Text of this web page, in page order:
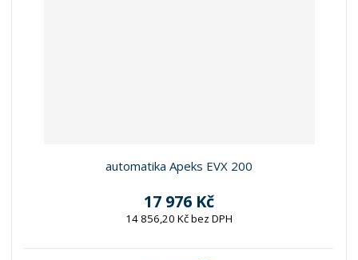
automatika Apeks EVX 200
17 976 Kč
14 856,20 Kč bez DPH